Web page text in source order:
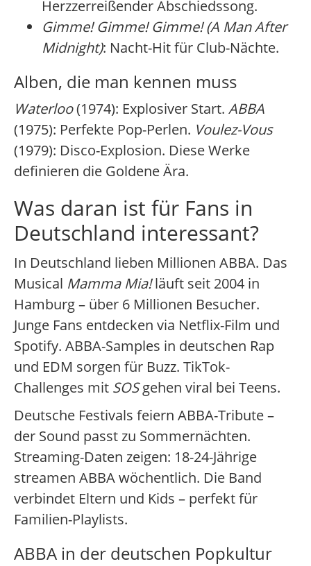
Herzzerreißender Abschiedssong.
Gimme! Gimme! Gimme! (A Man After
Midnight): Nacht-Hit für Club-Nächte.
Alben, die man kennen muss
Waterloo(1974): Explosiver Start. ABBA
(1975): Perfekte Pop-Perlen. Voulez-Vous
(1979): Disco-Explosion. Diese Werke
definieren die Goldene Ära.
Was daran ist für Fans in
Deutschland interessant?
In Deutschland lieben Millionen ABBA. Das
Musical Mamma Mia!läuft seit 2004 in
Hamburg – über 6 Millionen Besucher.
Junge Fans entdecken via Netflix-Film und
Spotify. ABBA-Samples in deutschen Rap
und EDM sorgen für Buzz. TikTok-
Challenges mit SOSgehen viral bei Teens.
Deutsche Festivals feiern ABBA-Tribute –
der Sound passt zu Sommernächten.
Streaming-Daten zeigen: 18-24-Jährige
streamen ABBA wöchentlich. Die Band
verbindet Eltern und Kids – perfekt für
Familien-Playlists.
ABBA in der deutschen Popkultur